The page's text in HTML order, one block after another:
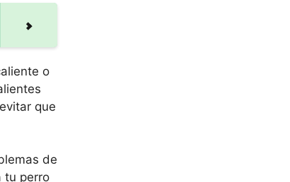
o
que
de
tu perro